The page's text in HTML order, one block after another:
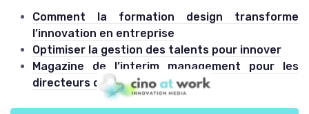
Comment la formation design transforme
l’innovation en entreprise
Optimiser la gestion des talents pour innover
Magazine de l’interim management pour les
directeurs de l’innovation